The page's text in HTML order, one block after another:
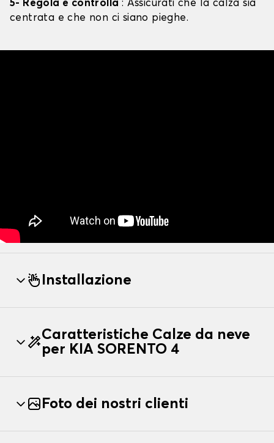
5- Regola e controlla : Assicurati che la calza sia
centrata e che non ci siano pieghe.
Installazione
Caratteristiche Calze da neve
per KIA SORENTO 4
Foto dei nostri clienti